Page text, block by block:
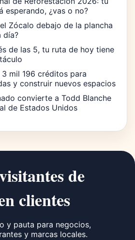
esperando, ¿vas o no?
Zócalo debajo de la plancha
día?
de las 5, tu ruta de hoy tiene
3 mil 196 créditos para
y construir nuevos espacios
convierte a Todd Blanche
de Estados Unidos
de
clientes
y pauta para negocios,
y marcas locales.